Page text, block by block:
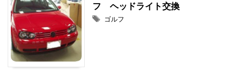
フ ヘッドライト交換
ゴルフ